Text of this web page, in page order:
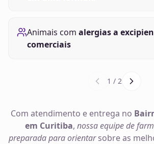
Animais com alergias a
comerciais
1 / 2
Com atendimento e entrega no
em Curitiba, nossa equipe de
preparada para orientarsobre as